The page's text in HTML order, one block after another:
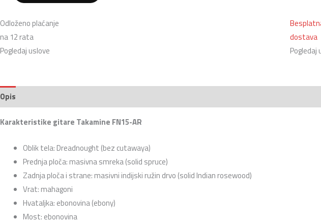
Odloženo plaćanje
na 12 rata
Pogledaj uslove
dostava
Pogledaj
Opis
Karakteristike gitare Takamine FN15-AR
Oblik tela: Dreadnought (bez cutawaya)
Prednja ploča: masivna smreka (solid spruce)
Zadnja ploča i strane: masivni indijski ružin drvo (solid Indian rosewood)
Vrat: mahagoni
Hvataljka: ebonovina (ebony)
Most: ebonovina